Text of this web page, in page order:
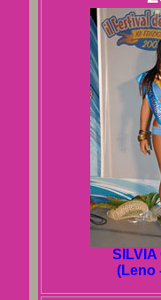
SILVIA
(Leno